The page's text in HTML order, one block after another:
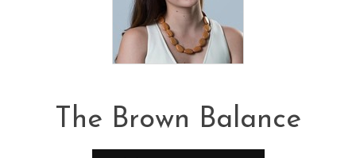
The Brown Balance